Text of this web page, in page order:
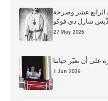
الرابع عشر وصرخة
شارل دي فوكو
27 May 2026
على أن تغيّر حياتنا
1 Jun 2026